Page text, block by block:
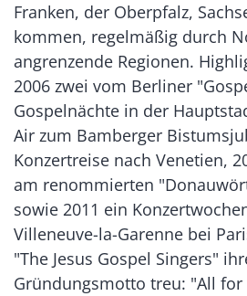
Franken, der Oberpfalz,
kommen, regelmäßig durch
angrenzende Regionen.
2006 zwei vom Berliner
Gospelnächte in der
Air zum Bamberger
Konzertreise nach Venetien,
am renommierten
sowie 2011 ein
Villeneuve-la-Garenne bei
"The Jesus Gospel Singers"
Gründungsmotto treu: "All for